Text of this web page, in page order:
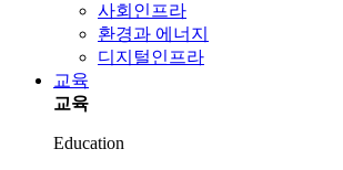
사회인프라
환경과 에너지
디지털인프라
교육
교육
Education